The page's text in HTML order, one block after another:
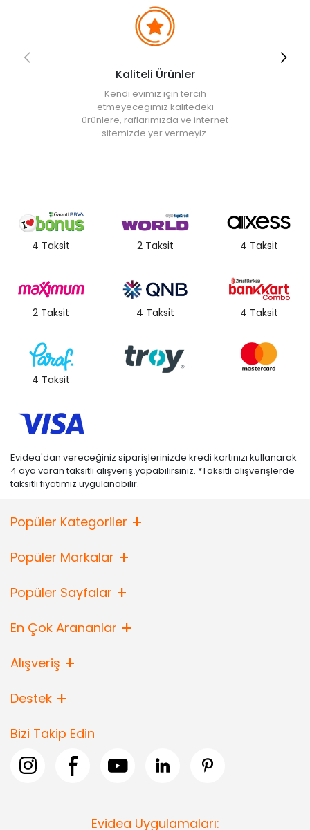
Kaliteli Ürünler
Kendi evimiz için tercih
etmeyeceğimiz kalitedeki
ürünlere, raflarımızda ve internet
sitemizde yer vermeyiz.
4 Taksit 2 Taksit 4 Taksit
2 Taksit 4 Taksit 4 Taksit
4 Taksit
Evidea'dan vereceğiniz siparişlerinizde kredi kartınızı kullanarak
4 aya varan taksitli alışveriş yapabilirsiniz. *Taksitli alışverişlerde
taksitli fiyatımız uygulanabilir.
Popüler Kategoriler
Popüler Markalar
Popüler Sayfalar
En Çok Arananlar
Alışveriş
Destek
Bizi Takip Edin
Evidea Uygulamaları: